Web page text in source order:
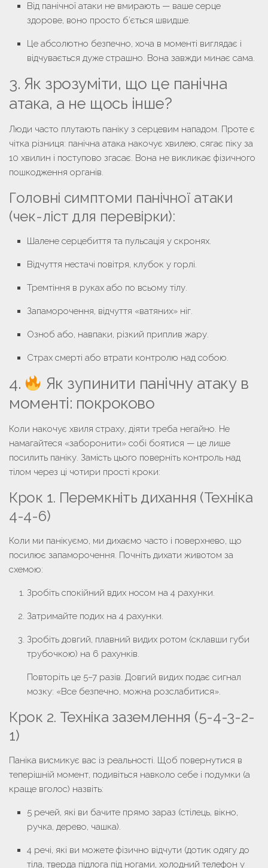
Від панічної атаки не вмирають — ваше серце
здорове, воно просто б’ється швидше.
Це абсолютно безпечно, хоча в моменті виглядає і
відчувається дуже страшно. Вона завжди минає сама.
3. Як зрозуміти, що це панічна
атака, а не щось інше?
Люди часто плутають паніку з серцевим нападом. Проте є
чітка різниця: панічна атака накочує хвилею, сягає піку за
10 хвилин і поступово згасає. Вона не викликає фізичного
пошкодження органів.
Головні симптоми панічної атаки
(чек-ліст для перевірки):
Шалене серцебиття та пульсація у скронях.
Відчуття нестачі повітря, клубок у горлі.
Тремтіння в руках або по всьому тілу.
Запаморочення, відчуття «ватяних» ніг.
Озноб або, навпаки, різкий приплив жару.
Страх смерті або втрати контролю над собою.
4.
Як зупинити панічну атаку в
моменті: покроково
Коли накочує хвиля страху, діяти треба негайно. Не
намагайтеся «заборонити» собі боятися — це лише
посилить паніку. Замість цього поверніть контроль над
тілом через ці чотири прості кроки:
Крок 1. Перемкніть дихання (Техніка
4-4-6)
Коли ми панікуємо, ми дихаємо часто і поверхнево, що
посилює запаморочення. Почніть дихати животом за
схемою:
Зробіть спокійний вдих носом на 4 рахунки.
Затримайте подих на 4 рахунки.
Зробіть довгий, плавний видих ротом (склавши губи
трубочкою) на 6 рахунків.
Повторіть це 5–7 разів. Довгий видих подає сигнал
мозку: «Все безпечно, можна розслабитися».
Крок 2. Техніка заземлення (5-4-3-2-
1)
Паніка висмикує вас із реальності. Щоб повернутися в
теперішній момент, подивіться навколо себе і подумки (а
краще вголос) назвіть:
5 речей, які ви бачите прямо зараз (стілець, вікно,
ручка, дерево, чашка).
4 речі, які ви можете фізично відчути (дотик одягу до
тіла, тверда підлога під ногами, холодний телефон у